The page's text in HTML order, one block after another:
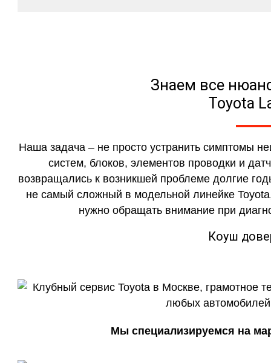
Знаем все
Toyota
Наша задача – не просто устранить симптомы
систем, блоков, элементов проводки и
возвращались к возникшей проблеме долгие
не самый сложный в модельной линейке
нужно обращать внимание при
Коуш
Мы специализируемся на